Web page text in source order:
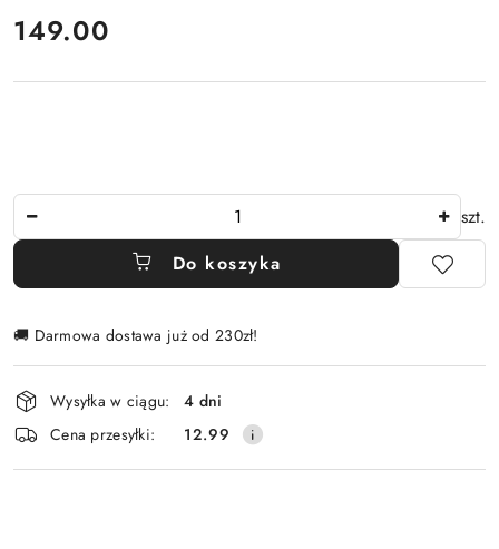
cena:
149.00
szt.
Do koszyka
🚚 Darmowa dostawa już od 230zł!
Dostępność
i
dostawa
Wysyłka w ciągu:
4 dni
Cena przesyłki:
12.99